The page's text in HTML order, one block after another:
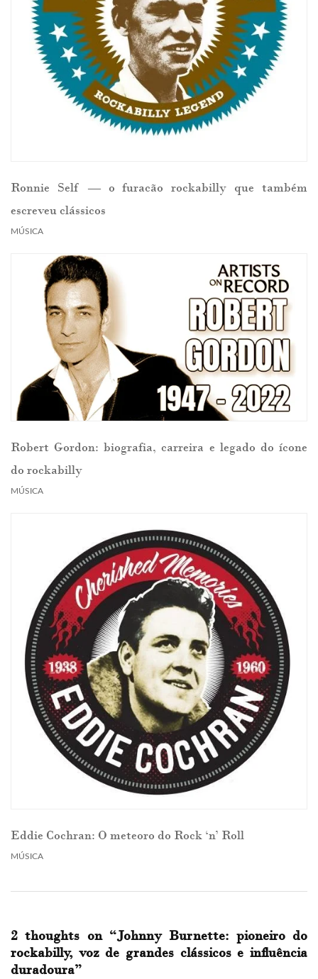
Ronnie Self — o furacão rockabilly que também
escreveu clássicos
MÚSICA
Robert Gordon: biografia, carreira e legado do ícone
do rockabilly
MÚSICA
Eddie Cochran: O meteoro do Rock ‘n’ Roll
MÚSICA
2 thoughts on “Johnny Burnette: pioneiro do
rockabilly, voz de grandes clássicos e influência
duradoura”